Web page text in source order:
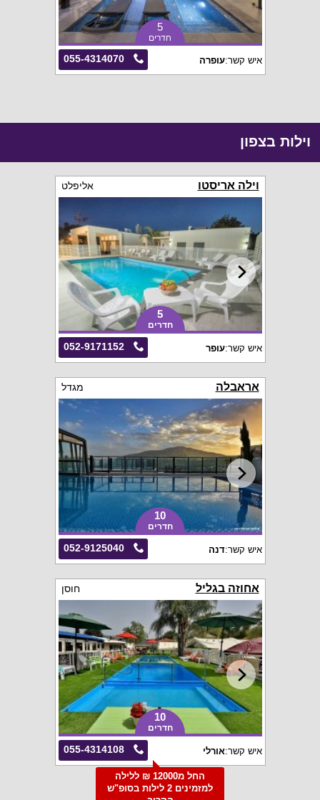
5
חדרים
055-4314070 איש קשר:עופרה
וילות בצפון
וילה אריסטו אליפלט
5
חדרים
052-9171152 איש קשר:עופר
אראבלה מגדל
10
חדרים
052-9125040 איש קשר:דנה
אחוזה בגליל חוסן
10
חדרים
055-4314108 איש קשר:אורלי
החל מ12000 ₪ ללילה
למזמינים 2 לילות בסופ"ש